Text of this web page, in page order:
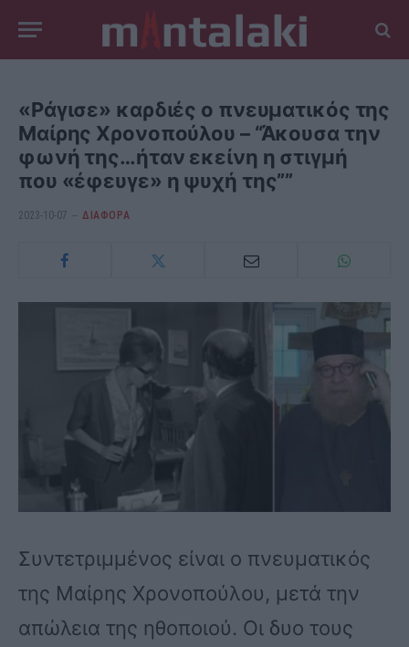
«Ράγισε» καρδιές ο πνευματικός της
Μαίρης Χρονοπούλου – “Άκουσα την
φωνή της…ήταν εκείνη η στιγμή
που «έφευγε» η ψυχή της””
2023-10-07 ΔΙΆΦΟΡΑ
Συντετριμμένος είναι ο πνευματικός
της Μαίρης Χρονοπούλου, μετά την
απώλεια της ηθοποιού. Οι δυο τους